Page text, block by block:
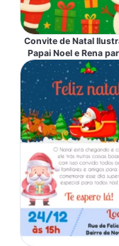
Convite de Natal
Papai Noel e Rena